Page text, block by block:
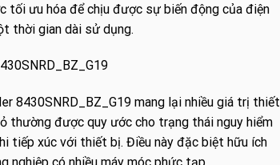
tối ưu hóa để chịu được sự biến động của điện
thời gian dài sử dụng.
8430SNRD_BZ_G19 mang lại nhiều giá trị thiết
thường được quy ước cho trạng thái nguy hiểm
tiếp xúc với thiết bị. Điều này đặc biệt hữu ích